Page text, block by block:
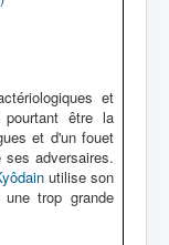
et
pourtant être la
et d'un fouet
ses adversaires.
utilise son
trop grande